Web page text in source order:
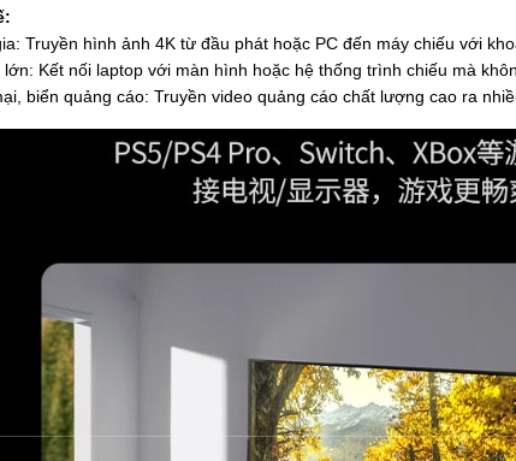
Truyền hình ảnh 4K từ đầu phát hoặc PC đến máy chiếu với
Kết nối laptop với màn hình hoặc hệ thống trình chiếu mà
biển quảng cáo: Truyền video quảng cáo chất lượng cao ra